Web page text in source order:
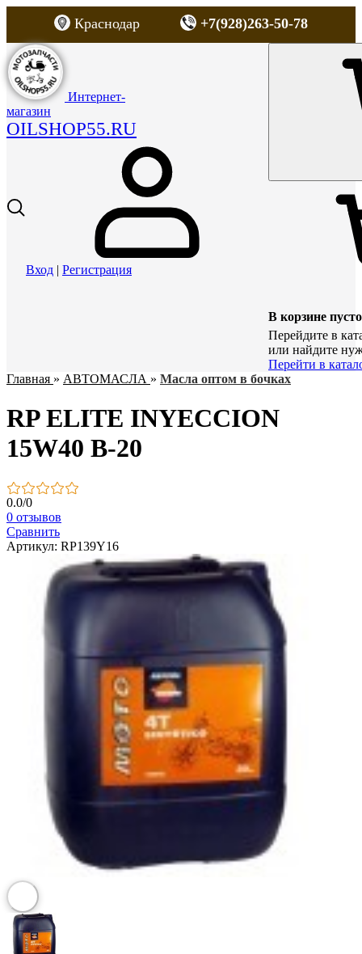
Краснодар +7(928)263-50-78
Интернет-
магазин
OILSHOP55.RU
Вход | Регистрация
В корзине пусто
Перейдите в
или найдите
Перейти в
Главная » АВТОМАСЛА » Масла оптом в бочках
RP ELITE INYECCION
15W40 B-20
0.0/0
0 отзывов
Сравнить
Артикул: RP139Y16